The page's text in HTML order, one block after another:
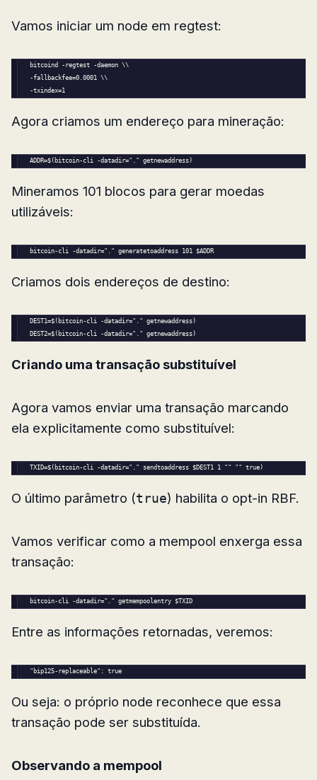
Vamos iniciar um node em regtest:
bitcoind -regtest -daemon \\
-fallbackfee=0. 0001
\\
-txindex=1
Agora criamos um endereço para mineração:
ADDR=$ (bitcoin-cli -datadir="." getnewaddress)
Mineramos 101 blocos para gerar moedas
utilizáveis:
bitcoin-cli -datadir="." generatetoaddress 101 $ADDR
Criamos dois endereços de destino:
DEST1 =$ (bitcoin-cli -datadir="." getnewaddress)
DEST2=$ (bitcoin-cli -datadir="." getnewaddress)
Criando uma transação substituível
Agora vamos enviar uma transação marcando
ela explicitamente como substituível:
TXID=$ (bitcoin-cli -datadir="." sendtoaddress $DEST1 1 "" "" true)
O último parâmetro (true) habilita o opt-in RBF.
Vamos verificar como a mempool enxerga essa
transação:
bitcoin-cli -datadir="." getmempoolentry $TXID
Entre as informações retornadas, veremos:
"bip125-replaceable": true
Ou seja: o próprio node reconhece que essa
transação pode ser substituída.
Observando a mempool